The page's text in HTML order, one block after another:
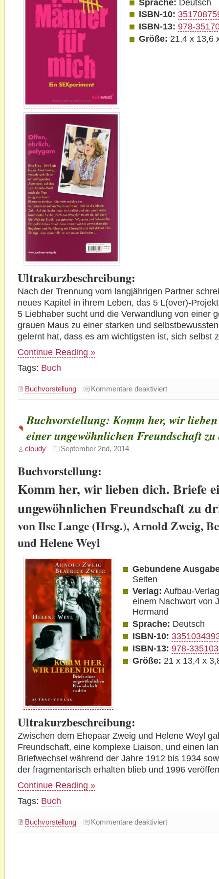
Sprache: Deutsch
ISBN-10:
ISBN-13: 978-
Größe: 21,4 x 13,6
Ultrakurzbeschreibung:
Nach der Trennung vom langjährigen Partner
neues Kapitel in ihrem Leben, das 5 L(over)-
5 Liebhaber sucht und die Verwandlung von einer
grauen Maus zu einer starken und
gelernt hat, dass es am wichtigsten ist, sich selbst
Continue Reading »
Tags: Buch
Buchvorstellung Kommentare deaktiviertfür
Buchvorstellung:
mich.
Ein
Buchvorstellung: Komm her, wir
einer ungewöhnlichen Freundschaft
cloudy September 2nd, 2014
Buchvorstellung:
Komm her, wir lieben dich. Briefe
ungewöhnlichen Freundschaft zu
von Ilse Lange (Hrsg.), Arnold Zweig,
und Helene Weyl
Gebundene
Seiten
Verlag: Aufbau-
einem Nachwort von
Hermand
Sprache: Deutsch
ISBN-10:
ISBN-13: 978-
Größe: 21 x 13,4 x
Ultrakurzbeschreibung:
Zwischen dem Ehepaar Zweig und Helene Weyl
Freundschaft, eine komplexe Liaison, und einen
Briefwechsel während der Jahre 1912 bis 1934
der fragmentarisch erhalten blieb und 1996
Continue Reading »
Tags: Buch
Buchvorstellung Kommentare deaktiviertfür
Buchvorstellung: